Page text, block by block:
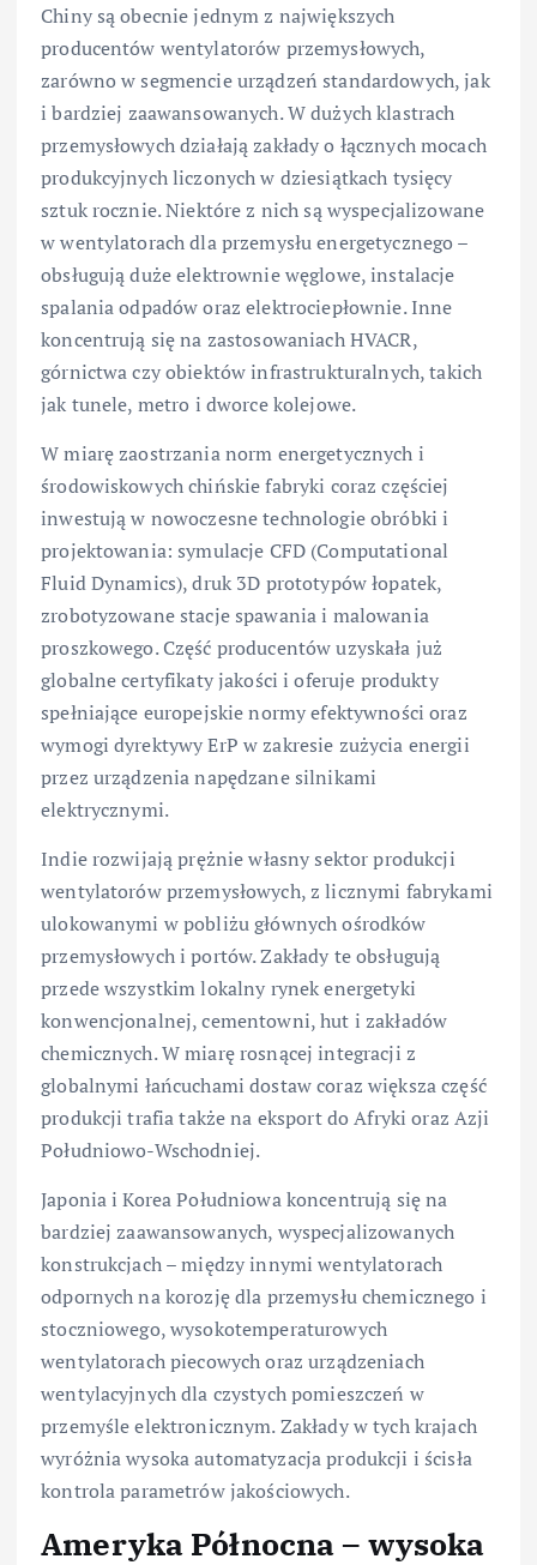
Chiny są obecnie jednym z największych
producentów wentylatorów przemysłowych,
zarówno w segmencie urządzeń standardowych, jak
i bardziej zaawansowanych. W dużych klastrach
przemysłowych działają zakłady o łącznych mocach
produkcyjnych liczonych w dziesiątkach tysięcy
sztuk rocznie. Niektóre z nich są wyspecjalizowane
w wentylatorach dla przemysłu energetycznego –
obsługują duże elektrownie węglowe, instalacje
spalania odpadów oraz elektrociepłownie. Inne
koncentrują się na zastosowaniach HVACR,
górnictwa czy obiektów infrastrukturalnych, takich
jak tunele, metro i dworce kolejowe.
W miarę zaostrzania norm energetycznych i
środowiskowych chińskie fabryki coraz częściej
inwestują w nowoczesne technologie obróbki i
projektowania: symulacje CFD (Computational
Fluid Dynamics), druk 3D prototypów łopatek,
zrobotyzowane stacje spawania i malowania
proszkowego. Część producentów uzyskała już
globalne certyfikaty jakości i oferuje produkty
spełniające europejskie normy efektywności oraz
wymogi dyrektywy ErP w zakresie zużycia energii
przez urządzenia napędzane silnikami
elektrycznymi.
Indie rozwijają prężnie własny sektor produkcji
wentylatorów przemysłowych, z licznymi fabrykami
ulokowanymi w pobliżu głównych ośrodków
przemysłowych i portów. Zakłady te obsługują
przede wszystkim lokalny rynek energetyki
konwencjonalnej, cementowni, hut i zakładów
chemicznych. W miarę rosnącej integracji z
globalnymi łańcuchami dostaw coraz większa część
produkcji trafia także na eksport do Afryki oraz Azji
Południowo-Wschodniej.
Japonia i Korea Południowa koncentrują się na
bardziej zaawansowanych, wyspecjalizowanych
konstrukcjach – między innymi wentylatorach
odpornych na korozję dla przemysłu chemicznego i
stoczniowego, wysokotemperaturowych
wentylatorach piecowych oraz urządzeniach
wentylacyjnych dla czystych pomieszczeń w
przemyśle elektronicznym. Zakłady w tych krajach
wyróżnia wysoka automatyzacja produkcji i ścisła
kontrola parametrów jakościowych.
Ameryka Północna – wysoka